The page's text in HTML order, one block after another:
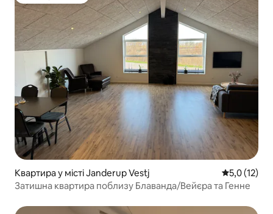
Квартира у місті Janderup Vestj Середня
5,0 (12)
Затишна квартира поблизу Блаванда/Вейєра та Генне